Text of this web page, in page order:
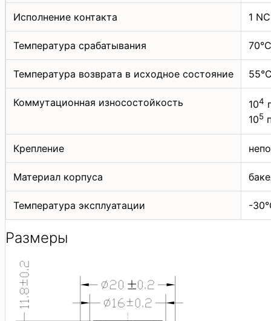
Исполнение контакта 1
Температура срабатывания
Температура возврата в исходное состояние
Коммутационная износостойкость 104
105
Крепление
Материал корпуса
Температура эксплуатации -
Размеры